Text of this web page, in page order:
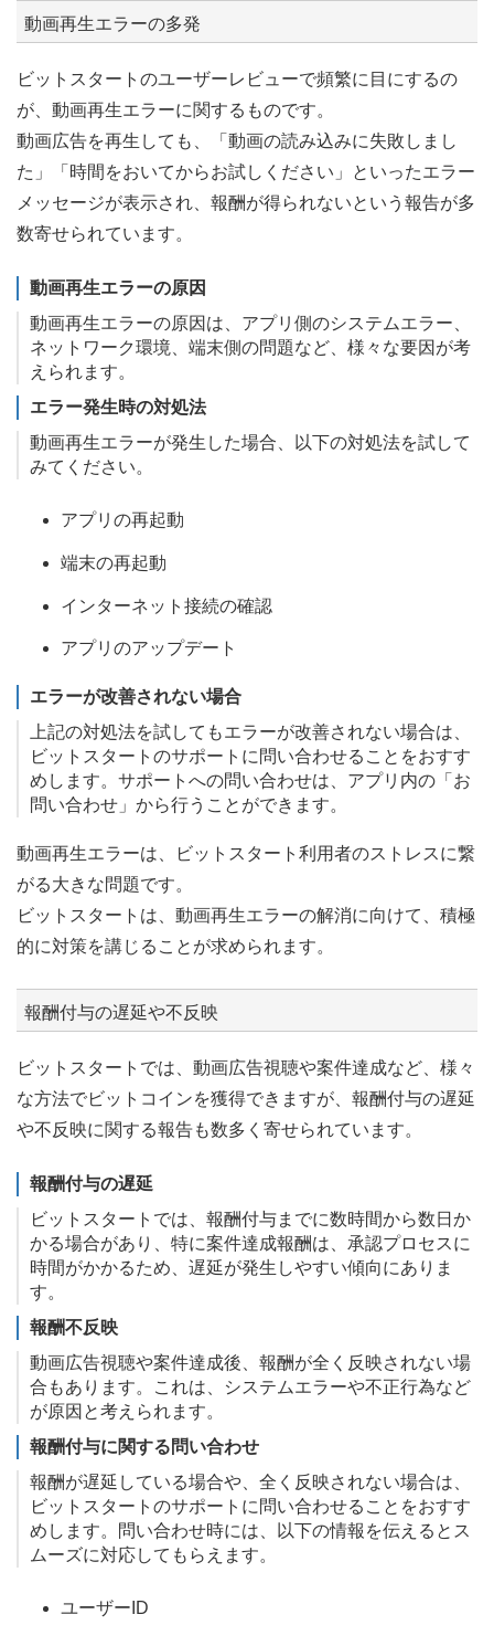
動画再生エラーの多発
ビットスタートのユーザーレビューで頻繁に目にするの
が、動画再生エラーに関するものです。
動画広告を再生しても、「動画の読み込みに失敗しまし
た」「時間をおいてからお試しください」といったエラー
メッセージが表示され、報酬が得られないという報告が多
数寄せられています。
動画再生エラーの原因
動画再生エラーの原因は、アプリ側のシステムエラー、
ネットワーク環境、端末側の問題など、様々な要因が考
えられます。
エラー発生時の対処法
動画再生エラーが発生した場合、以下の対処法を試して
みてください。
アプリの再起動
端末の再起動
インターネット接続の確認
アプリのアップデート
エラーが改善されない場合
上記の対処法を試してもエラーが改善されない場合は、
ビットスタートのサポートに問い合わせることをおすす
めします。サポートへの問い合わせは、アプリ内の「お
問い合わせ」から行うことができます。
動画再生エラーは、ビットスタート利用者のストレスに繋
がる大きな問題です。
ビットスタートは、動画再生エラーの解消に向けて、積極
的に対策を講じることが求められます。
報酬付与の遅延や不反映
ビットスタートでは、動画広告視聴や案件達成など、様々
な方法でビットコインを獲得できますが、報酬付与の遅延
や不反映に関する報告も数多く寄せられています。
報酬付与の遅延
ビットスタートでは、報酬付与までに数時間から数日か
かる場合があり、特に案件達成報酬は、承認プロセスに
時間がかかるため、遅延が発生しやすい傾向にありま
す。
報酬不反映
動画広告視聴や案件達成後、報酬が全く反映されない場
合もあります。これは、システムエラーや不正行為など
が原因と考えられます。
報酬付与に関する問い合わせ
報酬が遅延している場合や、全く反映されない場合は、
ビットスタートのサポートに問い合わせることをおすす
めします。問い合わせ時には、以下の情報を伝えるとス
ムーズに対応してもらえます。
ユーザーID